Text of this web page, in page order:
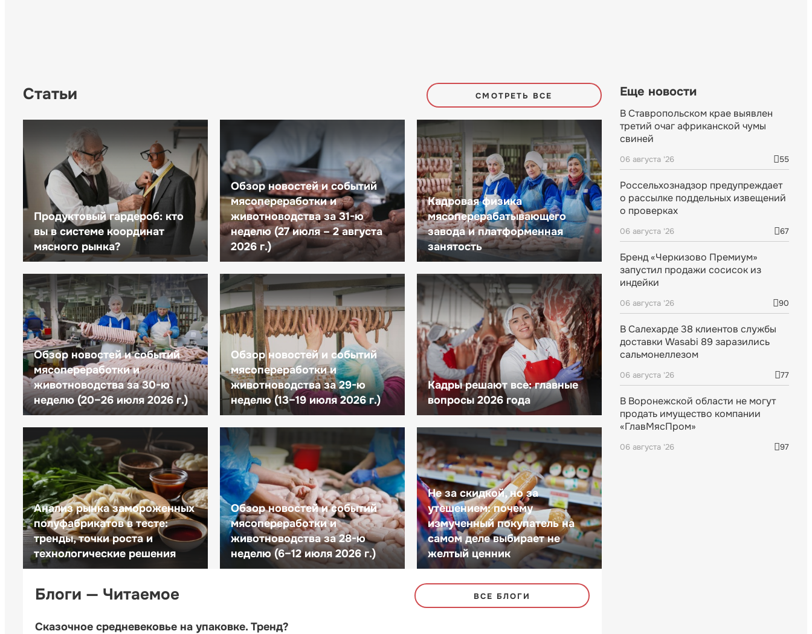
Статьи СМОТРЕТЬ ВСЕ
Продуктовый гардероб: кто
вы в системе координат
мясного рынка?
Обзор новостей и событий
мясопереработки и
животноводства за 31-ю
неделю (27 июля – 2 августа
2026 г.)
Кадровая физика
мясоперерабатывающего
завода и платформенная
занятость
Обзор новостей и событий
мясопереработки и
животноводства за 30-ю
неделю (20–26 июля 2026 г.)
Обзор новостей и событий
мясопереработки и
животноводства за 29-ю
неделю (13–19 июля 2026 г.)
Кадры решают все: главные
вопросы 2026 года
Анализ рынка замороженных
полуфабрикатов в тесте:
тренды, точки роста и
технологические решения
Обзор новостей и событий
мясопереработки и
животноводства за 28-ю
неделю (6–12 июля 2026 г.)
Не за скидкой, но за
утешением: почему
измученный покупатель на
самом деле выбирает не
желтый ценник
Блоги — Читаемое ВСЕ БЛОГИ
Сказочное средневековье на упаковке. Тренд?
Еще новости
В Ставропольском крае выявлен
третий очаг африканской чумы
свиней
06 августа '26 55
Россельхознадзор предупреждает
о рассылке поддельных извещений
о проверках
06 августа '26 67
Бренд «Черкизово Премиум»
запустил продажи сосисок из
индейки
06 августа '26 90
В Салехарде 38 клиентов службы
доставки Wasabi 89 заразились
сальмонеллезом
06 августа '26 77
В Воронежской области не могут
продать имущество компании
«ГлавМясПром»
06 августа '26 97